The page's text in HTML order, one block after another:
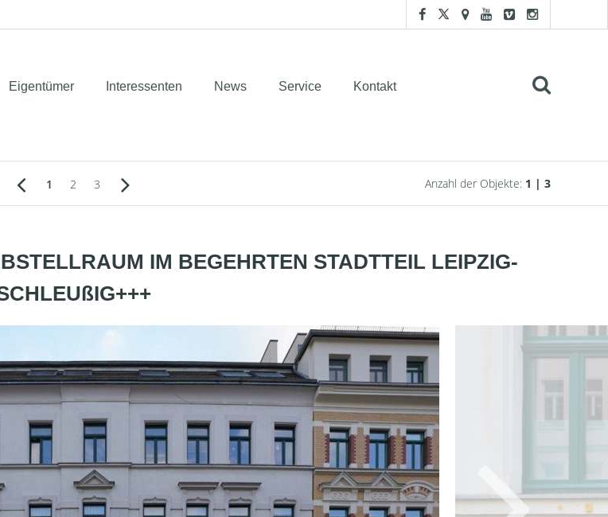
Eigentümer Interessenten News Service Kontakt
1 2 3 Anzahl der Objekte: 1 | 3
IM BEGEHRTEN STADTTEIL LEIPZIG-